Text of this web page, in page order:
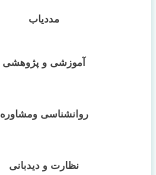
مددیاب
آموزشی و پژوهشی
روانشناسی ومشاوره
نظارت و دیدبانی